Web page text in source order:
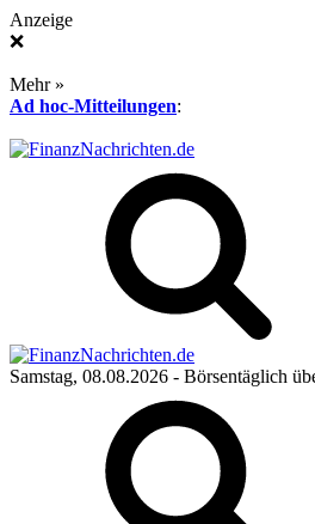
Anzeige
❌
Mehr »
Ad hoc-Mitteilungen:
Samstag, 08.08.2026 - Börsentäglich